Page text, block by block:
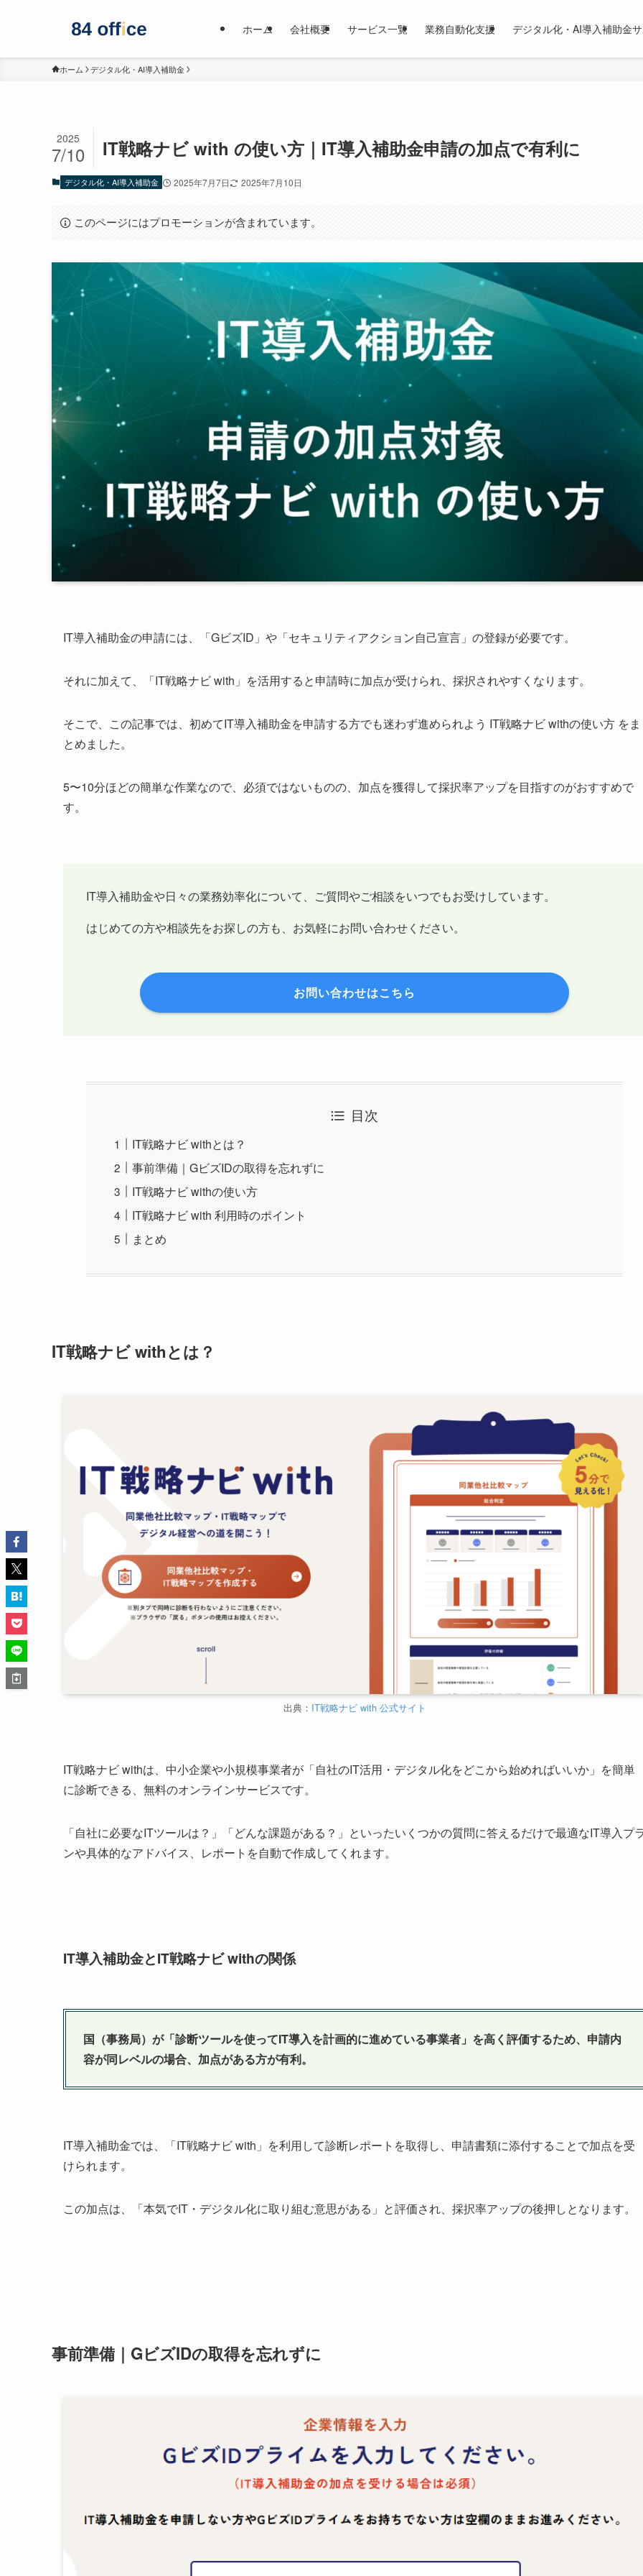
ホーム 会社概要 サービス一覧 業務自動化支援 デジタル化・AI導入補助金
ホーム デジタル化・AI導入補助金
IT戦略ナビ with の使い方｜IT導入補助金申請の加点で有利に
2025
7/10
デジタル化・AI導入補助金 2025年7月7日 2025年7月10日
このページにはプロモーションが含まれています。
IT導入補助金の申請には、「GビズID」や「セキュリティアクション自己宣言」の登録が必要です。
それに加えて、「IT戦略ナビ with」を活用すると申請時に加点が受けられ、採択されやすくなります。
そこで、この記事では、初めてIT導入補助金を申請する方でも迷わず進められよう IT戦略ナビ withの使い方 をま
とめました。
5〜10分ほどの簡単な作業なので、必須ではないものの、加点を獲得して採択率アップを目指すのがおすすめで
す。
IT導入補助金や日々の業務効率化について、ご質問やご相談をいつでもお受けしています。
はじめての方や相談先をお探しの方も、お気軽にお問い合わせください。
お問い合わせはこちら
目次
IT戦略ナビ withとは？
事前準備｜GビズIDの取得を忘れずに
IT戦略ナビ withの使い方
IT戦略ナビ with 利用時のポイント
まとめ
IT戦略ナビ withとは？
出典： IT戦略ナビ with 公式サイト
IT戦略ナビ withは、中小企業や小規模事業者が「自社のIT活用・デジタル化をどこから始めればいいか」を簡単
に診断できる、無料のオンラインサービスです。
「自社に必要なITツールは？」「どんな課題がある？」といったいくつかの質問に答えるだけで最適なIT導入プ
ンや具体的なアドバイス、レポートを自動で作成してくれます。
IT導入補助金とIT戦略ナビ withの関係
国（事務局）が「診断ツールを使ってIT導入を計画的に進めている事業者」を高く評価するため、申請内
容が同レベルの場合、加点がある方が有利。
IT導入補助金では、「IT戦略ナビ with」を利用して診断レポートを取得し、申請書類に添付することで加点を受
けられます。
この加点は、「本気でIT・デジタル化に取り組む意思がある」と評価され、採択率アップの後押しとなります。
事前準備｜GビズIDの取得を忘れずに